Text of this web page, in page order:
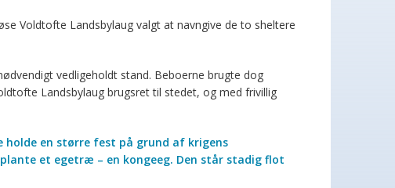
Voldtofte Landsbylaug valgt at navngive de to sheltere
vedligeholdt stand. Beboerne brugte dog
Landsbylaug brugsret til stedet, og med frivillig
holde en større fest på grund af krigens
et egetræ – en kongeeg. Den står stadig flot